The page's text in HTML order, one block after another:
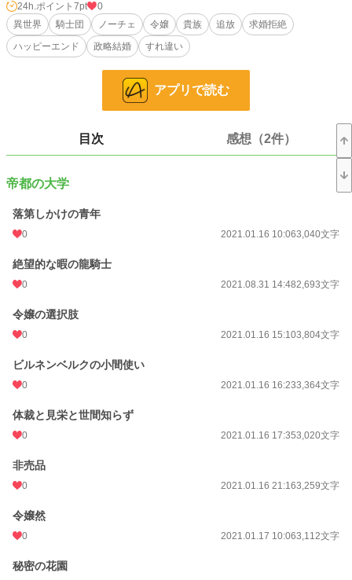
彼女が厳しい父に反対されることもなく希望であった帝都の大学に在籍すること
ができたのは、父にとって体の良い追放処置にもなったから。
そんなある日、暇をもらい学を修めている龍騎士リュディガーの指南役になり、
ふたりはゆっくりと心を通わせ合っていく。自分の人生には無縁と思われていた
ないままキルシェは消えた。
彼女は、不慮の事故で命を落としてしまったのだ。
相思相愛からの失意。からの＿＿制約が多く全てを明かせない訳ありの追放令嬢
※本編は完結となりますが、端折った話は数話の短いお話として公開していきま
※他サイト様にも連載中
※「【完結】わするるもの 〜龍の騎士団と片翼族と神子令嬢〜」と同じ世界観
います。
小説 37,087 位 / 228,637 件
お気に入り
文字数
更新日時
初回公開日時
初回完結日時
週間ポイント
月間ポイント
24h.ポイント 7pt
0
異世界
騎士団 ノーチェ 令嬢 貴族 追放
求婚拒絶
ハッピーエンド
政略結婚 すれ違い
アプリで読む
目次 感想（2件）
帝都の大学
落第しかけの青年
0 2021.01.16 10:063,040文字
絶望的な暇の龍騎士
0 2021.08.31 14:482,693文字
令嬢の選択肢
0 2021.01.16 15:103,804文字
ビルネンベルクの小間使い
0 2021.01.16 16:233,364文字
体裁と見栄と世間知らず
0 2021.01.16 17:353,020文字
非売品
0 2021.01.16 21:163,259文字
令嬢然
0 2021.01.17 10:063,112文字
秘密の花園